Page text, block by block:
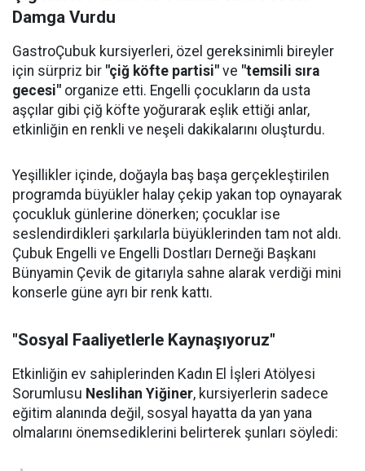
Damga Vurdu
GastroÇubuk kursiyerleri, özel gereksinimli bireyler
için sürpriz bir "çiğ köfte partisi" ve "temsili sıra
gecesi" organize etti. Engelli çocukların da usta
aşçılar gibi çiğ köfte yoğurarak eşlik ettiği anlar,
etkinliğin en renkli ve neşeli dakikalarını oluşturdu.
Yeşillikler içinde, doğayla baş başa gerçekleştirilen
programda büyükler halay çekip yakan top oynayarak
çocukluk günlerine dönerken; çocuklar ise
seslendirdikleri şarkılarla büyüklerinden tam not aldı.
Çubuk Engelli ve Engelli Dostları Derneği Başkanı
Bünyamin Çevik de gitarıyla sahne alarak verdiği mini
konserle güne ayrı bir renk kattı.
"Sosyal Faaliyetlerle Kaynaşıyoruz"
Etkinliğin ev sahiplerinden Kadın El İşleri Atölyesi
Sorumlusu Neslihan Yiğiner, kursiyerlerin sadece
eğitim alanında değil, sosyal hayatta da yan yana
olmalarını önemsediklerini belirterek şunları söyledi: